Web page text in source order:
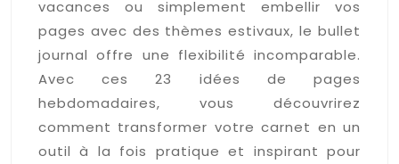
vacances ou simplement embellir vos
pages avec des thèmes estivaux, le bullet
journal offre une flexibilité incomparable.
Avec ces 23 idées de pages
hebdomadaires, vous découvrirez
comment transformer votre carnet en un
outil à la fois pratique et inspirant pour